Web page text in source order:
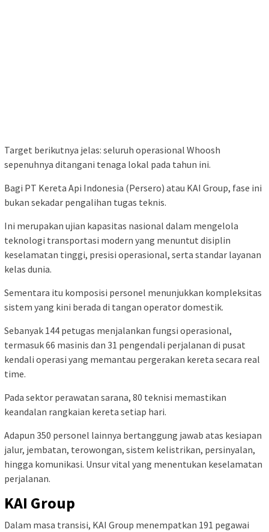
Target berikutnya jelas: seluruh operasional Whoosh
sepenuhnya ditangani tenaga lokal pada tahun ini.
Bagi PT Kereta Api Indonesia (Persero) atau KAI Group, fase ini
bukan sekadar pengalihan tugas teknis.
Ini merupakan ujian kapasitas nasional dalam mengelola
teknologi transportasi modern yang menuntut disiplin
keselamatan tinggi, presisi operasional, serta standar layanan
kelas dunia.
Sementara itu komposisi personel menunjukkan kompleksitas
sistem yang kini berada di tangan operator domestik.
Sebanyak 144 petugas menjalankan fungsi operasional,
termasuk 66 masinis dan 31 pengendali perjalanan di pusat
kendali operasi yang memantau pergerakan kereta secara real
time.
Pada sektor perawatan sarana, 80 teknisi memastikan
keandalan rangkaian kereta setiap hari.
Adapun 350 personel lainnya bertanggung jawab atas kesiapan
jalur, jembatan, terowongan, sistem kelistrikan, persinyalan,
hingga komunikasi. Unsur vital yang menentukan keselamatan
perjalanan.
KAI Group
Dalam masa transisi, KAI Group menempatkan 191 pegawai